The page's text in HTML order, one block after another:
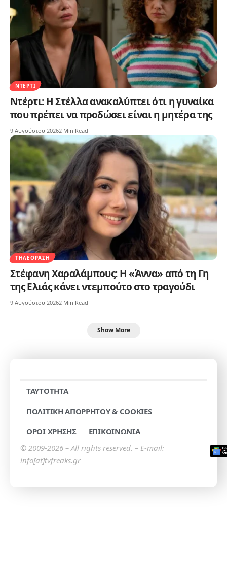
ΝΤΈΡΤΙ
Ντέρτι: Η Στέλλα ανακαλύπτει ότι η γυναίκα
που πρέπει να προδώσει είναι η μητέρα της
9 Αυγούστου 20262 Min Read
ΤΗΛΕΌΡΑΣΗ
Στέφανη Χαραλάμπους: Η «Άννα» από τη Γη
της Ελιάς κάνει ντεμπούτο στο τραγούδι
9 Αυγούστου 20262 Min Read
Show More
TAYTOTHTA
ΠΟΛΙΤΙΚΗ ΑΠΟΡΡΗΤΟΥ & COOKIES
ΟΡΟΙ ΧΡΗΣΗΣ
ΕΠΙΚΟΙΝΩΝΙΑ
© 2009-2026 – All rights reserved. – E-mail:
info[at]tvfreaks.gr